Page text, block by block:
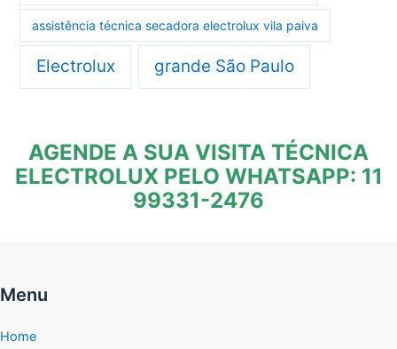
assistência técnica secadora electrolux vila paiva
Electrolux grande São Paulo
AGENDE A SUA VISITA TÉCNICA
ELECTROLUX PELO WHATSAPP: 11
99331-2476
Menu
Home